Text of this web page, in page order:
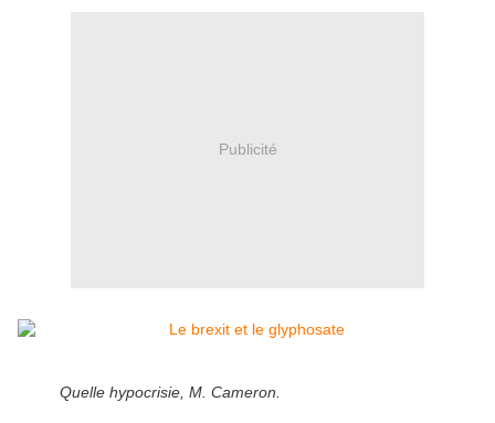
Publicité
Quelle hypocrisie, M. Cameron.